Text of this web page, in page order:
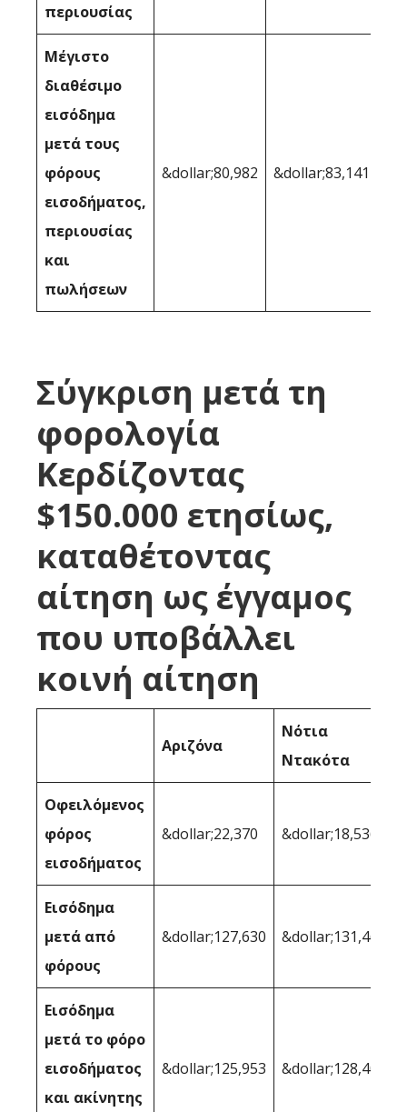
περιουσίας
Μέγιστο
διαθέσιμο
εισόδημα
μετά τους
φόρους
εισοδήματος,
περιουσίας
και
πωλήσεων
&dollar;80,982 &dollar;83,141
Σύγκριση μετά τη
φορολογία
Κερδίζοντας
$150.000 ετησίως,
καταθέτοντας
αίτηση ως έγγαμος
που υποβάλλει
κοινή αίτηση
Αριζόνα
Νότια
Ντακότα
Οφειλόμενος
φόρος
εισοδήματος
&dollar;22,370 &dollar;18,536
Εισόδημα
μετά από
φόρους
&dollar;127,630 &dollar;131,464
Εισόδημα
μετά το φόρο
εισοδήματος
και ακίνητης
&dollar;125,953 &dollar;128,407